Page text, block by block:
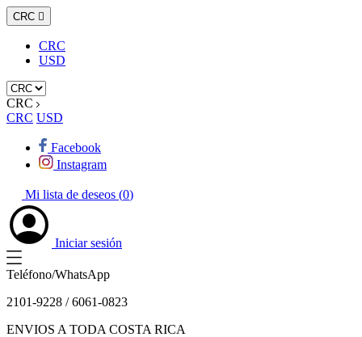
CRC 
CRC
USD
CRC
CRC USD
Facebook
Instagram
Mi lista de deseos (0)
Iniciar sesión
Teléfono/WhatsApp
2101-9228 / 6061-0823
ENVIOS A TODA COSTA RICA